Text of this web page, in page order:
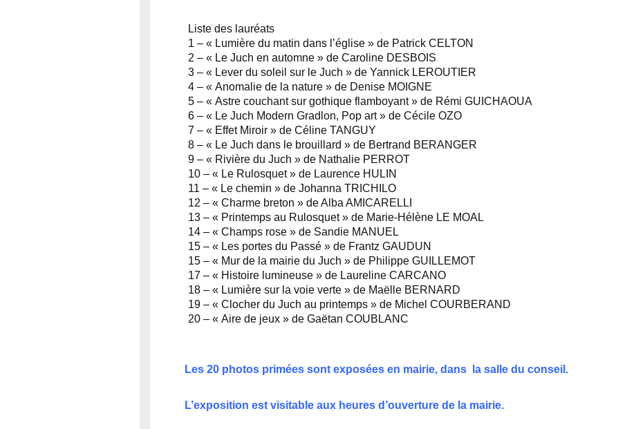
Liste des lauréats
1 – « Lumière du matin dans l’église » de Patrick CELTON
2 – « Le Juch en automne » de Caroline DESBOIS
3 – « Lever du soleil sur le Juch » de Yannick LEROUTIER
4 – « Anomalie de la nature » de Denise MOIGNE
5 – « Astre couchant sur gothique flamboyant » de Rémi GUICHAOUA
6 – « Le Juch Modern Gradlon, Pop art » de Cécile OZO
7 – « Effet Miroir » de Céline TANGUY
8 – « Le Juch dans le brouillard » de Bertrand BERANGER
9 – « Rivière du Juch » de Nathalie PERROT
10 – « Le Rulosquet » de Laurence HULIN
11 – « Le chemin » de Johanna TRICHILO
12 – « Charme breton » de Alba AMICARELLI
13 – « Printemps au Rulosquet » de Marie-Hélène LE MOAL
14 – « Champs rose » de Sandie MANUEL
15 – « Les portes du Passé » de Frantz GAUDUN
15 – « Mur de la mairie du Juch » de Philippe GUILLEMOT
17 – « Histoire lumineuse » de Laureline CARCANO
18 – « Lumière sur la voie verte » de Maëlle BERNARD
19 – « Clocher du Juch au printemps » de Michel COURBERAND
20 – « Aire de jeux » de Gaëtan COUBLANC
Les 20 photos primées sont exposées en mairie, dans la salle du conseil.
L’exposition est visitable aux heures d’ouverture de la mairie.